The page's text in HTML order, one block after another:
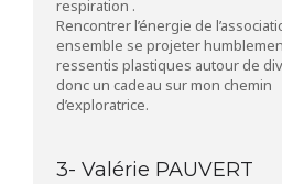
respiration .
Rencontrer l’énergie de
ensemble se projeter
ressentis plastiques autour de
donc un cadeau sur mon chemin
d’exploratrice.
3- Valérie PAUVERT